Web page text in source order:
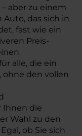
aber zu einem
das sich in
fast wie ein
Preis-
alle, die ein
den vollen
Ihnen die
Wahl zu den
ob Sie sich